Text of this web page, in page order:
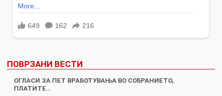
ПОВРЗАНИ ВЕСТИ
ОГЛАСИ ЗА ПЕТ ВРАБОТУВАЊА ВО СОБРАНИЕТО,
ПЛАТИТЕ…